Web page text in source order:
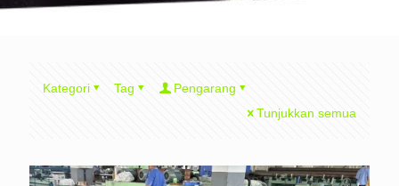
Kategori Tag
Pengarang
Tunjukkan semua